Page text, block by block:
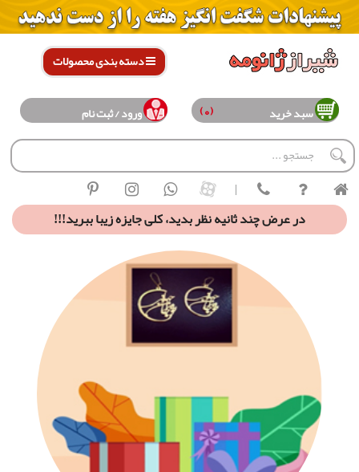
دسته بندی محصولات
سبد خرید (0) ورود / ثبت نام
|
در عرض چند ثانیه نظر بدید، کلی جایزه زیبا ببرید!!!